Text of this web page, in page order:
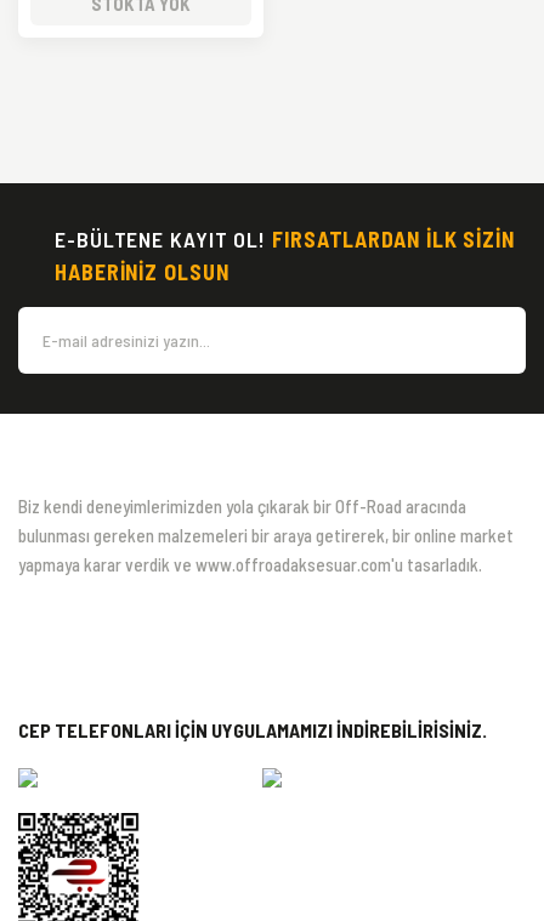
E-BÜLTENE KAYIT OL! FIRSATLARDAN İLK SİZİN
HABERİNİZ OLSUN
Biz kendi deneyimlerimizden yola çıkarak bir Off-Road aracında
bulunması gereken malzemeleri bir araya getirerek, bir online market
yapmaya karar verdik ve www.offroadaksesuar.com'u tasarladık.
CEP TELEFONLARI İÇİN UYGULAMAMIZI İNDİREBİLİRİSİNİZ.